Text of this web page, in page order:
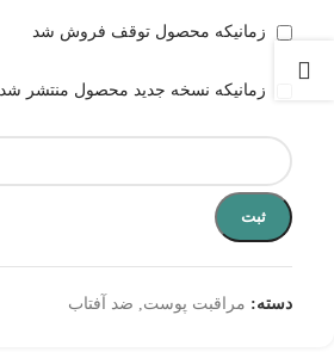
زمانیکه محصول توقف فروش شد
زمانیکه نسخه جدید محصول منتشر شد
ثبت
دسته: مراقبت پوست ضد آفتاب